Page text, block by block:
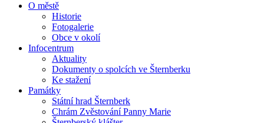
O městě
Historie
Fotogalerie
Obce v okolí
Infocentrum
Aktuality
Dokumenty o spolcích ve Šternberku
Ke stažení
Památky
Státní hrad Šternberk
Chrám Zvěstování Panny Marie